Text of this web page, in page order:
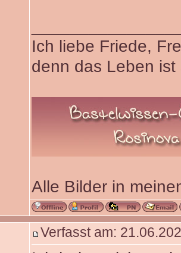
Ich liebe Friede,
denn das Leben
Alle Bilder in
Verfasst am: